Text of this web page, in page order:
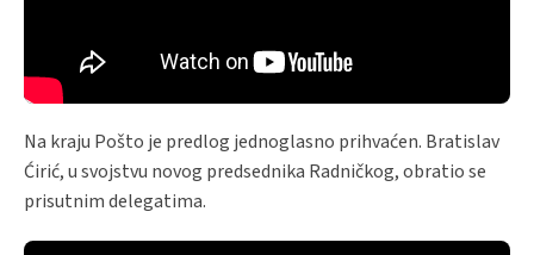
Na kraju Pošto je predlog jednoglasno prihvaćen. Bratislav
Ćirić, u svojstvu novog predsednika Radničkog, obratio se
prisutnim delegatima.